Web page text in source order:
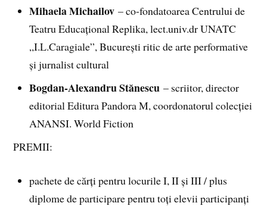
Mihaela Michailov – co-fondatoarea Centrului de
Teatru Educațional Replika, lect.univ.dr UNATC
„I.L.Caragiale”, București ritic de arte performative
și jurnalist cultural
Bogdan-Alexandru Stănescu – scriitor, director
editorial Editura Pandora M, coordonatorul colecției
ANANSI. World Fiction
PREMII:
pachete de cărți pentru locurile I, II și III / plus
diplome de participare pentru toți elevii participanți